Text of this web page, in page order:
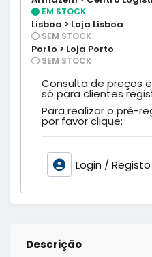
EM STOCK
Lisboa > Loja Lisboa
SEM STOCK
Porto > Loja Porto
SEM STOCK
Consulta de preços
só para clientes
Para realizar o pré-
por favor clique:
Login / Registo
Descrição